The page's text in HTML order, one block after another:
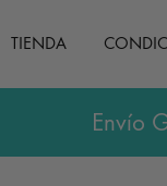
TIENDA
Envío